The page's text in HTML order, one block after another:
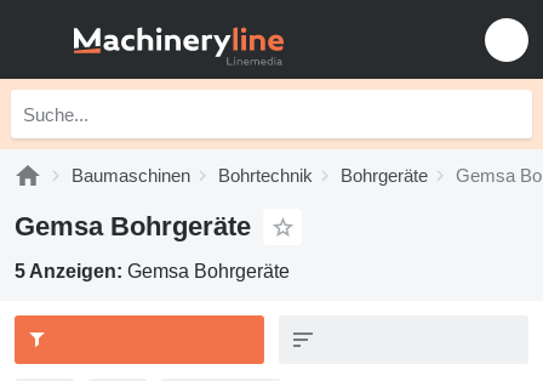
Baumaschinen Bohrtechnik Bohrgeräte Gemsa
Gemsa Bohrgeräte
5 Anzeigen: Gemsa Bohrgeräte